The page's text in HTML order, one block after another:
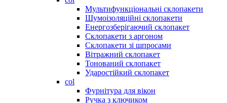
Мультифункціональні склопакети
Шумоізоляційні склопакети
Енергозберігаючий склопакет
Склопакети з аргоном
Склопакети зі шпросами
Вітражний склопакет
Тонований склопакет
Ударостійкий склопакет
col
Фурнітура для вікон
Ручка з ключиком